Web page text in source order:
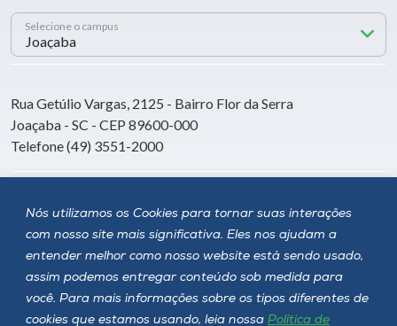
Nós utilizamos os Cookies para tornar suas interações
com nosso site mais significativa. Eles nos ajudam a
entender melhor como nosso website está sendo usado,
assim podemos entregar conteúdo sob medida para
você. Para mais informações sobre os tipos diferentes de
cookies que estamos usando, leia nossa Política de
Selecione o campus
Rua Getúlio Vargas, 2125 - Bairro Flor da Serra
Joaçaba - SC - CEP 89600-000
Telefone (49) 3551-2000
Siga a Unoesc